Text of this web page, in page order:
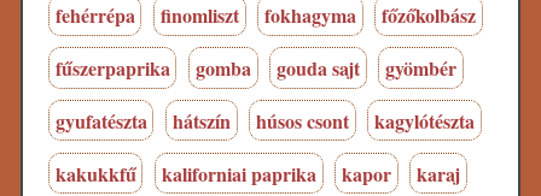
fehérrépa
finomliszt fokhagyma
főzőkolbász
fűszerpaprika
gomba gouda sajt
gyömbér
gyufatészta
hátszín húsos csont
kagylótészta
kakukkfű
kaliforniai paprika kapor
karaj